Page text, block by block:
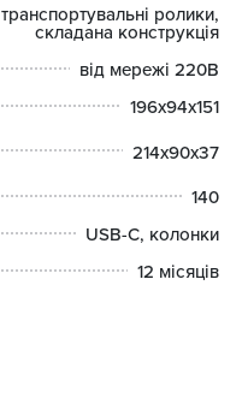
транспортувальні ролики,
складана конструкція
від мережі 220В
196х94х151
214х90х37
140
USB-C, колонки
12 місяців